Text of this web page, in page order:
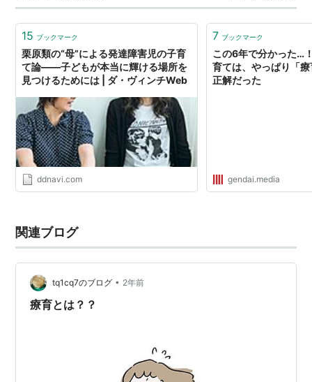
治療と教育を基礎とする療育の概念を発展・拡大させた
ものです。障がい児本人だけでなく、その家…
15 ブックマーク
栗原類の“母”による発達障害児の子育
て論――子どもが本当に輝ける場所を
見つけるためには | ダ・ヴィンチWeb
ddnavi.com
7 ブックマーク
この6年で分かった…
育ては、やっぱり「
正解だった
gendai.media
関連ブログ
tq1cq7のブログ • 2年前
療育とは？？